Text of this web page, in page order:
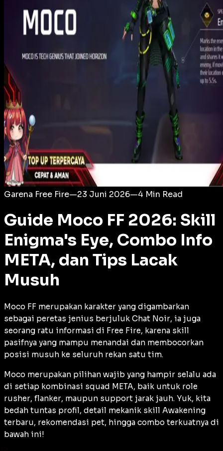
Garena Free Fire—23 Juni 2026—4 Min Read
Guide Moco FF 2026: Skill
Enigma's Eye, Combo Info
META, dan Tips Lacak
Musuh
Moco FF merupakan karakter yang digambarkan
sebagai peretas jenius berjuluk Chat Noir, ia juga
seorang ratu informasi di Free Fire, karena skill
pasifnya yang mampu menandai dan membocorkan
posisi musuh ke seluruh rekan satu tim.
Moco merupakan pilihan wajib yang hampir selalu ada
di setiap kombinasi squad META, baik untuk role
rusher, flanker, maupun support jarak jauh. Yuk, kita
bedah tuntas profil, detail mekanik skill Awakening
terbaru, rekomendasi pet, hingga combo terkuatnya di
bawah ini!